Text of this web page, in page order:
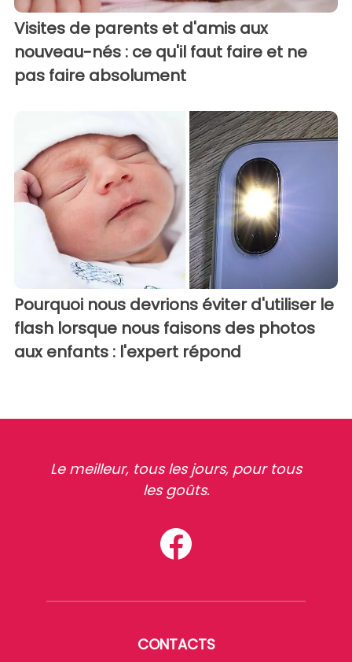
Visites de parents et d'amis aux
nouveau-nés : ce qu'il faut faire et ne
pas faire absolument
Pourquoi nous devrions éviter d'utiliser le
flash lorsque nous faisons des photos
aux enfants : l'expert répond
Le meilleur, tous les jours, pour tous
les goûts.
CONTACTS